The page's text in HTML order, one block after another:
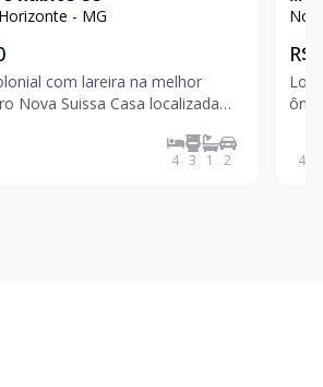
- MG
com lareira na melhor
Casa localizada
suíte, sala principal com lareira,
a família, sala de jantar, ba
4 3 1 2
R$
400